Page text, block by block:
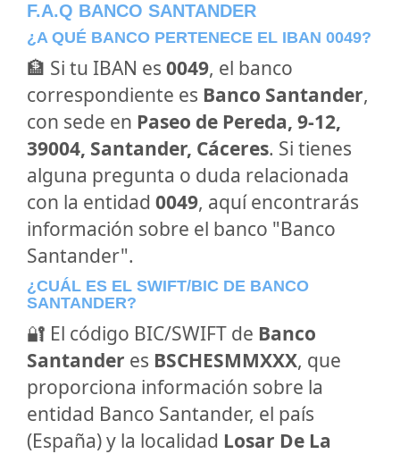
F.A.Q BANCO SANTANDER
¿A QUÉ BANCO PERTENECE EL IBAN 0049?
🏦 Si tu IBAN es 0049, el banco
correspondiente es Banco Santander,
con sede en Paseo de Pereda, 9-12,
39004, Santander, Cáceres. Si tienes
alguna pregunta o duda relacionada
con la entidad 0049, aquí encontrarás
información sobre el banco "Banco
Santander".
¿CUÁL ES EL SWIFT/BIC DE BANCO
SANTANDER?
🔐 El código BIC/SWIFT de Banco
Santander es BSCHESMMXXX, que
proporciona información sobre la
entidad Banco Santander, el país
(España) y la localidad Losar De La